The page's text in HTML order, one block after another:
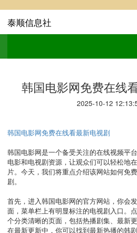
泰顺信息社
韩国电影网免费在线
2025-10-12
韩国电影网免费在线看最新电视剧
韩国电影网是一个备受关注的在线视频平
电影和电视剧资源，让观众们可以轻松地
片。今天，我们将重点介绍该网站如何免
剧。
首先，进入韩国电影网的官方网站，你会
面，菜单栏上有明显标注的电视剧入口。
个分类清晰的页面，包括热播剧集、最新
在最新更新中，你可以找到最新热播的韩